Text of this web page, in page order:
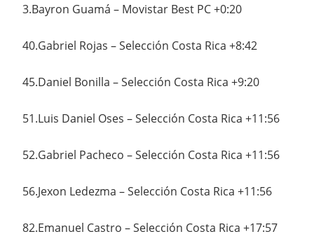
3.Bayron Guamá – Movistar Best PC +0:20
40.Gabriel Rojas – Selección Costa Rica +8:42
45.Daniel Bonilla – Selección Costa Rica +9:20
51.Luis Daniel Oses – Selección Costa Rica +11:56
52.Gabriel Pacheco – Selección Costa Rica +11:56
56.Jexon Ledezma – Selección Costa Rica +11:56
82.Emanuel Castro – Selección Costa Rica +17:57